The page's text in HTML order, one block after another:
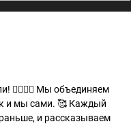
🙋‍♂️🙋‍♀️ Мы объединяем
и мы сами. 🥰 Каждый
и рассказываем